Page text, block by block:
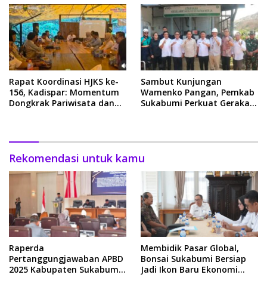
Rapat Koordinasi HJKS ke-
156, Kadispar: Momentum
Dongkrak Pariwisata dan
Sambut Kunjungan
Wamenko Pangan, Pemkab
Sukabumi Perkuat Gerakan
Rekomendasi untuk kamu
Raperda
Pertanggungjawaban APBD
2025 Kabupaten Sukabumi
Membidik Pasar Global,
Bonsai Sukabumi Bersiap
Jadi Ikon Baru Ekonomi